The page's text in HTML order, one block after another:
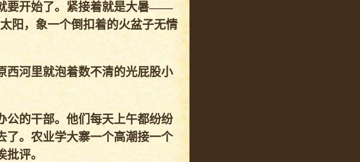
要开始了。紧接着就是大暑——
阳，象一个倒扣着的火盆子无情
西河里就泡着数不清的光屁股小
公的干部。他们每天上午都纷纷
了。农业学大寨一个高潮接一个
评。